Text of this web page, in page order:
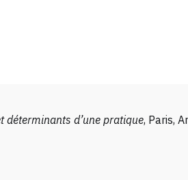
déterminants d’une pratique, Paris,